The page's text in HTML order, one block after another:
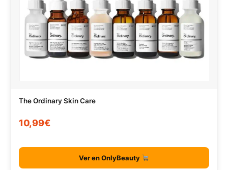
The Ordinary Skin Care
10,99€
Ver en OnlyBeauty